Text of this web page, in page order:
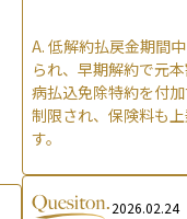
A. 低解約払戻金期間
られ、早期解約で元
病払込免除特約を付
制限され、保険料も
す。
2026.02.24